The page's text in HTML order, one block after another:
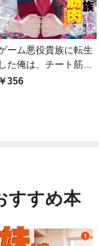
ーム悪役貴族に転生
した俺は、チート筋肉
で無双する【単話】
356
すすめ本